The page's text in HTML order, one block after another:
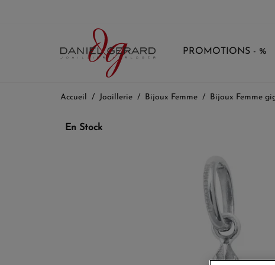
PROMOTIONS - %
Accueil Joaillerie Bijoux Femme Bijoux Femme
En Stock